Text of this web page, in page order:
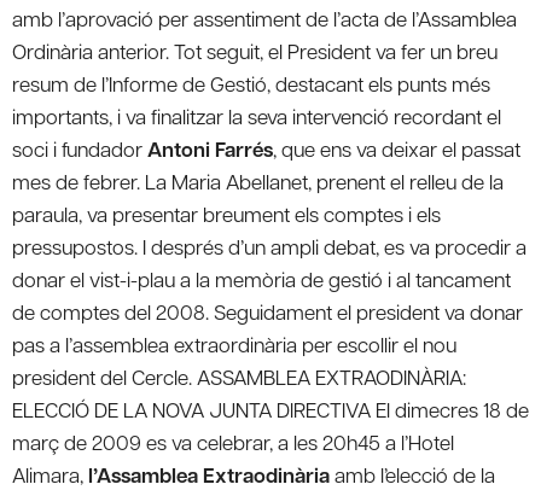
amb l’aprovació per assentiment de l’acta de l’Assamblea
Ordinària anterior. Tot seguit, el President va fer un breu
resum de l’Informe de Gestió, destacant els punts més
importants, i va finalitzar la seva intervenció recordant el
soci i fundadorAntoni Farrés, que ens va deixar el passat
mes de febrer. La Maria Abellanet, prenent el relleu de la
paraula, va presentar breument els comptes i els
pressupostos. I després d’un ampli debat, es va procedir a
donar el vist-i-plau a la memòria de gestió i al tancament
de comptes del 2008. Seguidament el president va donar
pas a l’assemblea extraordinària per escollir el nou
president del Cercle. ASSAMBLEA EXTRAODINÀRIA:
ELECCIÓ DE LA NOVA JUNTA DIRECTIVA El dimecres 18 de
març de 2009 es va celebrar, a les 20h45 a l’Hotel
Alimara, l’Assamblea Extraodinàriaamb l’elecció de la